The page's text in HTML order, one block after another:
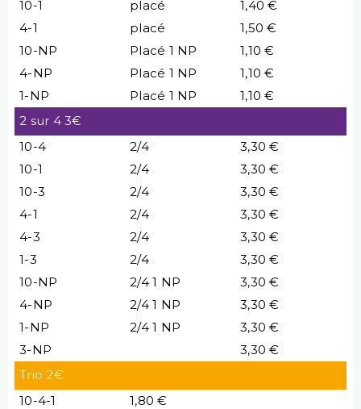
10-1 placé
1,40 €
4-1
placé
1,50 €
10-NP
Placé 1 NP
1,10 €
4-NP
Placé 1 NP
1,10 €
1-NP
Placé 1 NP
1,10 €
2 sur 4 3€
10-4
2/4
3,30 €
10-1
2/4
3,30 €
10-3
2/4
3,30 €
4-1
2/4
3,30 €
4-3
2/4
3,30 €
1-3
2/4
3,30 €
10-NP
2/4 1 NP
3,30 €
4-NP
2/4 1 NP
3,30 €
1-NP
2/4 1 NP
3,30 €
3-NP
3,30 €
Trio 2€
10-4-1
1,80 €